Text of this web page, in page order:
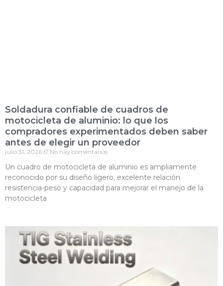
Soldadura confiable de cuadros de
motocicleta de aluminio: lo que los
compradores experimentados deben saber
antes de elegir un proveedor
julio 31, 2026 No hay comentarios
Un cuadro de motocicleta de aluminio es ampliamente
reconocido por su diseño ligero, excelente relación
resistencia-peso y capacidad para mejorar el manejo de la
motocicleta